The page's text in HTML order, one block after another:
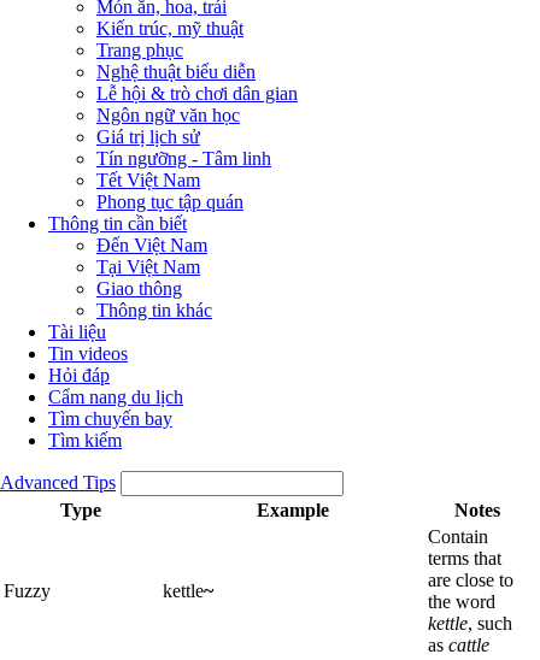
Món ăn, hoa, trái
Kiến trúc, mỹ thuật
Trang phục
Nghệ thuật biểu diễn
Lễ hội & trò chơi dân gian
Ngôn ngữ văn học
Giá trị lịch sử
Tín ngưỡng - Tâm linh
Tết Việt Nam
Phong tục tập quán
Thông tin cần biết
Đến Việt Nam
Tại Việt Nam
Giao thông
Thông tin khác
Tài liệu
Tin videos
Hỏi đáp
Cẩm nang du lịch
Tìm chuyến bay
Tìm kiếm
Advanced Tips
Type
Example Notes
Fuzzy kettle~
Contain
terms that
are close to
the word
kettle, such
as cattle